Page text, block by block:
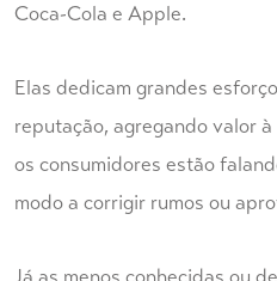
Coca-Cola e Apple.
Elas dedicam grandes
reputação, agregando valor
os consumidores estão
modo a corrigir rumos ou